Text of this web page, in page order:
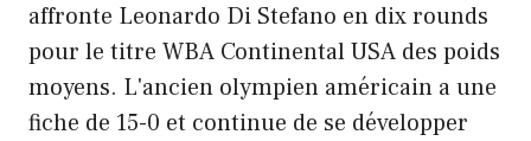
affronte Leonardo Di Stefano en dix rounds
pour le titre WBA Continental USA des poids
moyens. L'ancien olympien américain a une
fiche de 15-0 et continue de se développer